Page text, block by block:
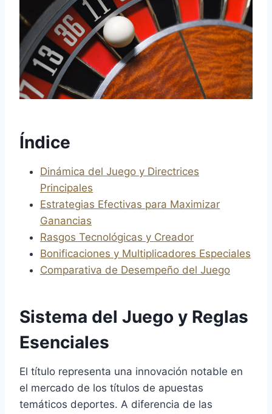
Índice
Dinámica del Juego y Directrices
Principales
Estrategias Efectivas para Maximizar
Ganancias
Rasgos Tecnológicas y Creador
Bonificaciones y Multiplicadores Especiales
Comparativa de Desempeño del Juego
Sistema del Juego y Reglas
Esenciales
El título representa una innovación notable en
el mercado de los títulos de apuestas
temáticos deportes. A diferencia de las